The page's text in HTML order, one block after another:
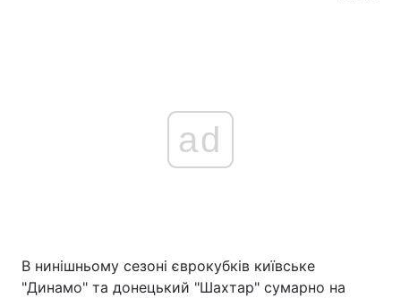
ad
В нинішньому сезоні єврокубків київське
"Динамо" та донецький "Шахтар" сумарно на